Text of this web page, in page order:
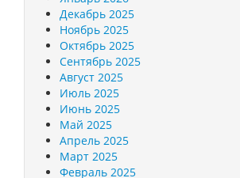
Декабрь 2025
Ноябрь 2025
Октябрь 2025
Сентябрь 2025
Август 2025
Июль 2025
Июнь 2025
Май 2025
Апрель 2025
Март 2025
Февраль 2025